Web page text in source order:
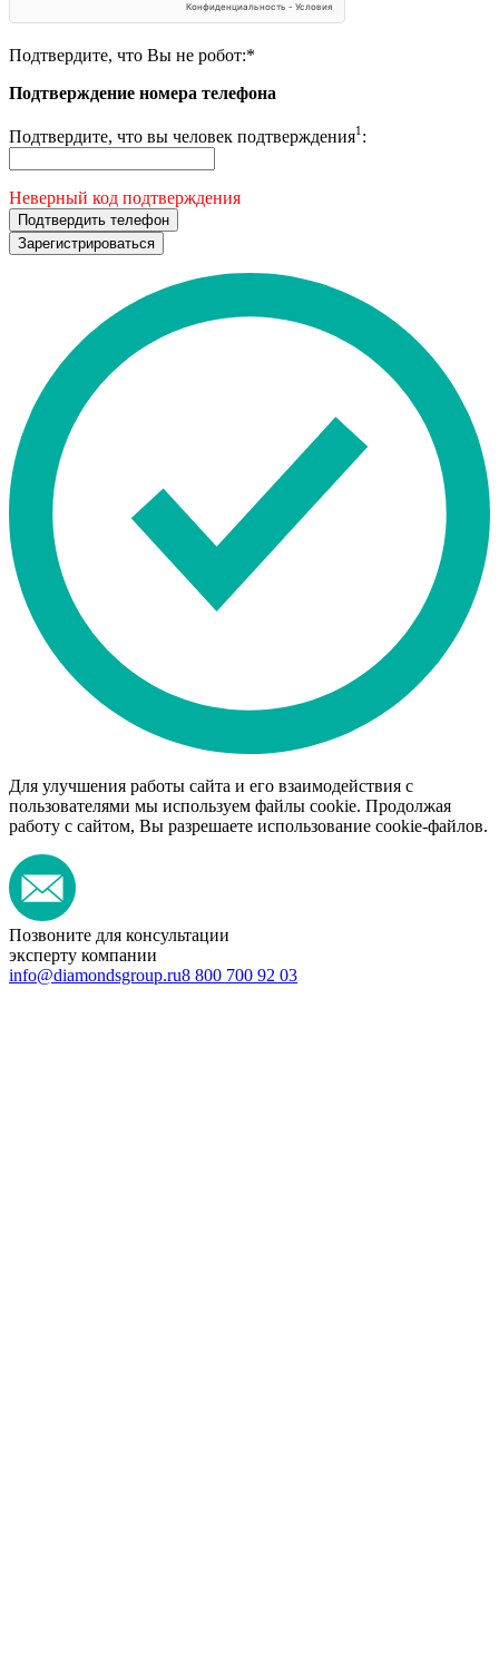
Подтвердите, что Вы не робот:*
Подтверждение номера телефона
Подтвердите, что вы человек подтверждения1 :
Неверный код подтверждения
Подтвердить телефон
Зарегистрироваться
Для улучшения работы сайта и его взаимодействия с
пользователями мы используем файлы cookie. Продолжая
работу с сайтом, Вы разрешаете использование cookie-файлов.
Позвоните для консультации
эксперту компании
info@diamondsgroup.ru8 800 700 92 03